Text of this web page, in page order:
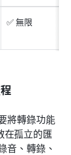
✅ 無限
將轉錄功能
孤立的匯
音、轉錄、